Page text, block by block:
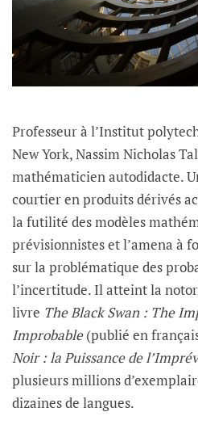
Professeur à l’Institut
New York, Nassim Nicholas
mathématicien autodidacte.
courtier en produits dérivés
la futilité des modèles
prévisionnistes et l’amena à
sur la problématique des
l’incertitude. Il atteint la
livre The Black Swan : The
Improbable(publié en
Noir : la Puissance de
plusieurs millions
dizaines de langues.